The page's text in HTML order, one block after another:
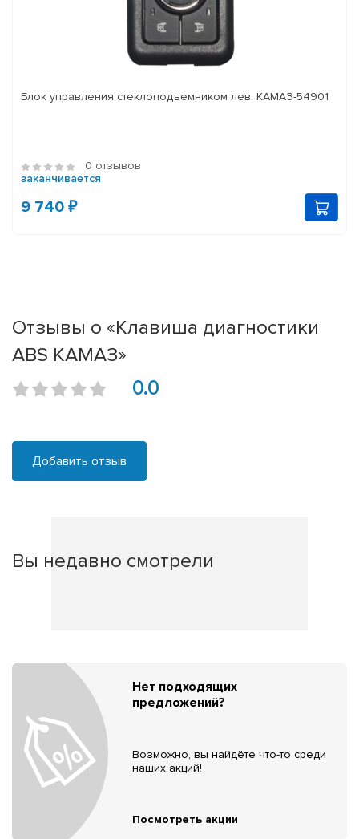
Блок управления стеклоподъемником лев. КАМАЗ-54901
0 отзывов
заканчивается
9 740 ₽
Отзывы о «Клавиша диагностики
ABS КАМАЗ»
0.0
Добавить отзыв
Вы недавно смотрели
Нет подходящих
предложений?
Возможно, вы найдёте что-то среди
наших акций!
Посмотреть акции